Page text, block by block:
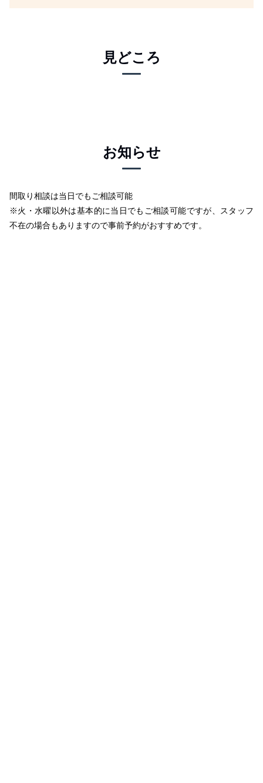
見どころ
お知らせ
間取り相談は当日でもご相談可能
※火・水曜以外は基本的に当日でもご相談可能ですが、スタッフ
不在の場合もありますので事前予約がおすすめです。